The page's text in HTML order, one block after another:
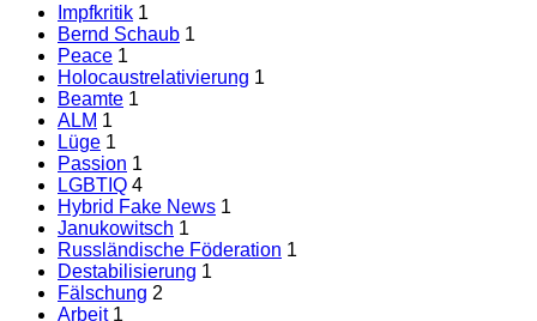
Impfkritik 1
Bernd Schaub 1
Peace 1
Holocaustrelativierung 1
Beamte 1
ALM 1
Lüge 1
Passion 1
LGBTIQ 4
Hybrid Fake News 1
Janukowitsch 1
Russländische Föderation 1
Destabilisierung 1
Fälschung 2
Arbeit 1